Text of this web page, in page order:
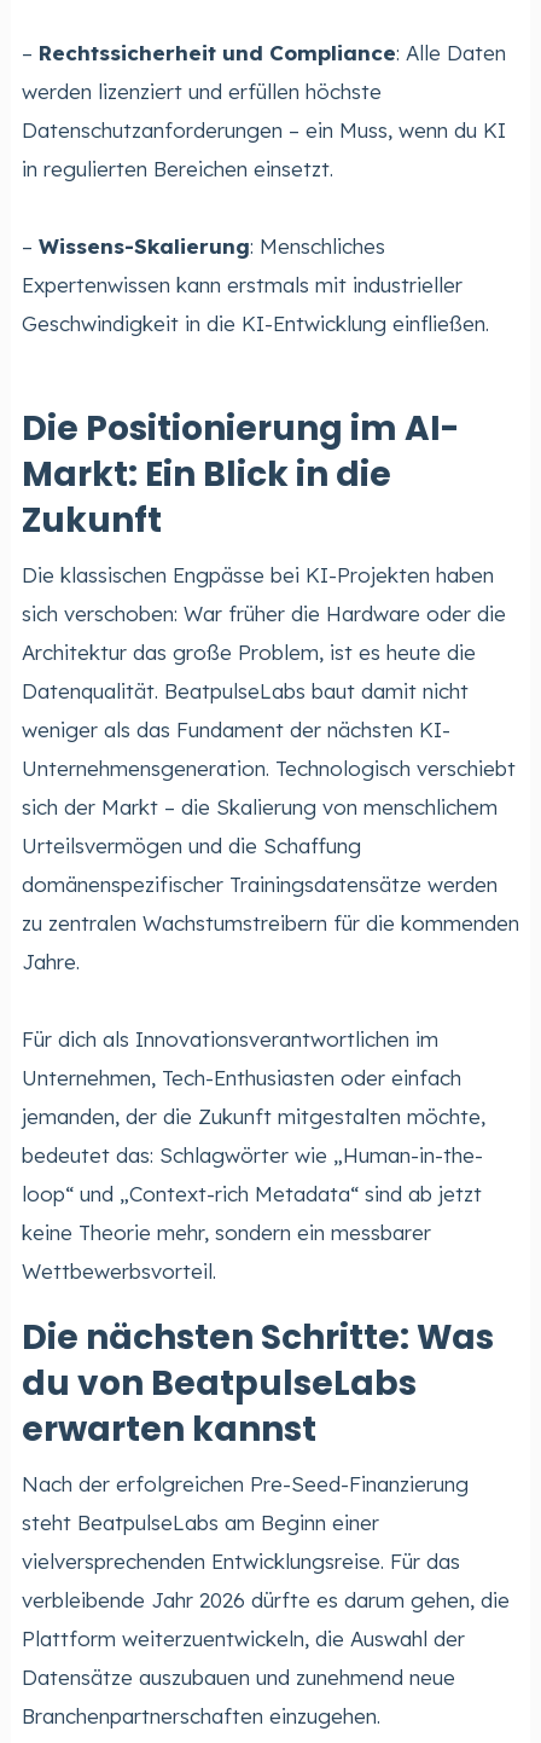
– Rechtssicherheit und Compliance: Alle Daten
werden lizenziert und erfüllen höchste
Datenschutzanforderungen – ein Muss, wenn du KI
in regulierten Bereichen einsetzt.
– Wissens-Skalierung: Menschliches
Expertenwissen kann erstmals mit industrieller
Geschwindigkeit in die KI-Entwicklung einfließen.
Die Positionierung im AI-
Markt: Ein Blick in die
Zukunft
Die klassischen Engpässe bei KI-Projekten haben
sich verschoben: War früher die Hardware oder die
Architektur das große Problem, ist es heute die
Datenqualität. BeatpulseLabs baut damit nicht
weniger als das Fundament der nächsten KI-
Unternehmensgeneration. Technologisch verschiebt
sich der Markt – die Skalierung von menschlichem
Urteilsvermögen und die Schaffung
domänenspezifischer Trainingsdatensätze werden
zu zentralen Wachstumstreibern für die kommenden
Jahre.
Für dich als Innovationsverantwortlichen im
Unternehmen, Tech-Enthusiasten oder einfach
jemanden, der die Zukunft mitgestalten möchte,
bedeutet das: Schlagwörter wie „Human-in-the-
loop“ und „Context-rich Metadata“ sind ab jetzt
keine Theorie mehr, sondern ein messbarer
Wettbewerbsvorteil.
Die nächsten Schritte: Was
du von BeatpulseLabs
erwarten kannst
Nach der erfolgreichen Pre-Seed-Finanzierung
steht BeatpulseLabs am Beginn einer
vielversprechenden Entwicklungsreise. Für das
verbleibende Jahr 2026 dürfte es darum gehen, die
Plattform weiterzuentwickeln, die Auswahl der
Datensätze auszubauen und zunehmend neue
Branchenpartnerschaften einzugehen.